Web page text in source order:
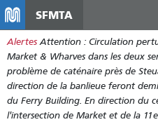
SFMTA
Alertes Attention : Circulation
Market & Wharves dans les deux
problème de caténaire près de
direction de la banlieue feront
du Ferry Building. En direction du
l'intersection de Market et de la